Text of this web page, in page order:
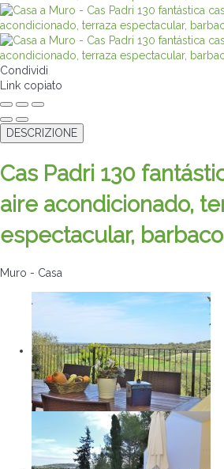
Condividi
Link copiato
DESCRIZIONE
Cas Padri 130
aire acondicionado,
espectacular,
Muro - Casa